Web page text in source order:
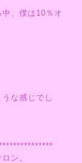
、僕は10％オ
な感じでし
ン。